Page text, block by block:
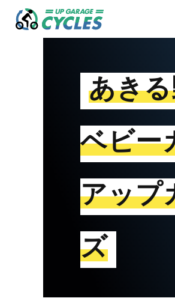
あき
ベビー
アップ
ズ